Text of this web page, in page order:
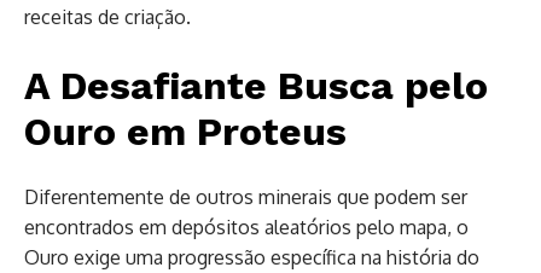
receitas de criação.
A Desafiante Busca pelo
Ouro em Proteus
Diferentemente de outros minerais que podem ser
encontrados em depósitos aleatórios pelo mapa, o
Ouro exige uma progressão específica na história do